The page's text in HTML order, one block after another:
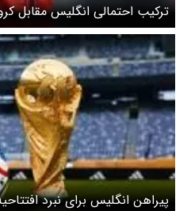
ترکیب احتمالی انگلیس مقابل
پیراهن انگلیس برای نبرد